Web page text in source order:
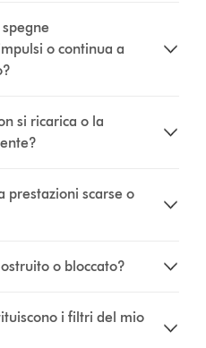
o continua a
si ricarica o la
prestazioni scarse o
o bloccato?
i filtri del mio